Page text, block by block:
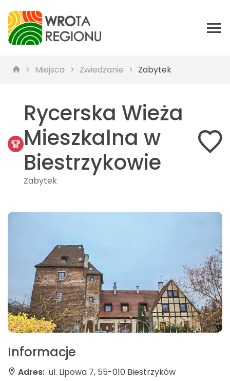
Miejsca Zwiedzanie Zabytek
Rycerska Wieża
Mieszkalna w
Biestrzykowie
Zabytek
Informacje
Adres: ul. Lipowa 7, 55-010 Biestrzyków